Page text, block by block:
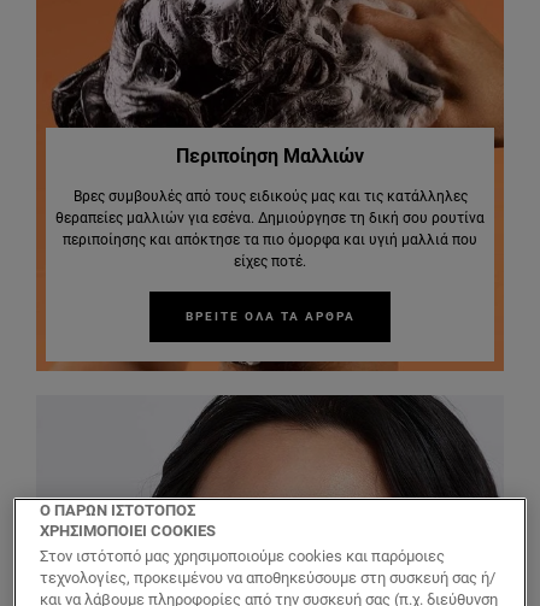
Περιποίηση Μαλλιών
Βρες συμβουλές από τους ειδικούς μας και τις κατάλληλες
θεραπείες μαλλιών για εσένα. Δημιούργησε τη δική σου ρουτίνα
περιποίησης και απόκτησε τα πιο όμορφα και υγιή μαλλιά που
είχες ποτέ.
ΒΡΕΙΤΕ ΟΛΑ ΤΑ ΑΡΘΡΑ
Ο ΠΑΡΩΝ ΙΣΤΟΤΟΠΟΣ
ΧΡΗΣΙΜΟΠΟΙΕΙ COOKIES
Στον ιστότοπό μας χρησιμοποιούμε cookies και παρόμοιες
τεχνολογίες, προκειμένου να αποθηκεύσουμε στη συσκευή σας ή/
και να λάβουμε πληροφορίες από την συσκευή σας (π.χ. διεύθυνση